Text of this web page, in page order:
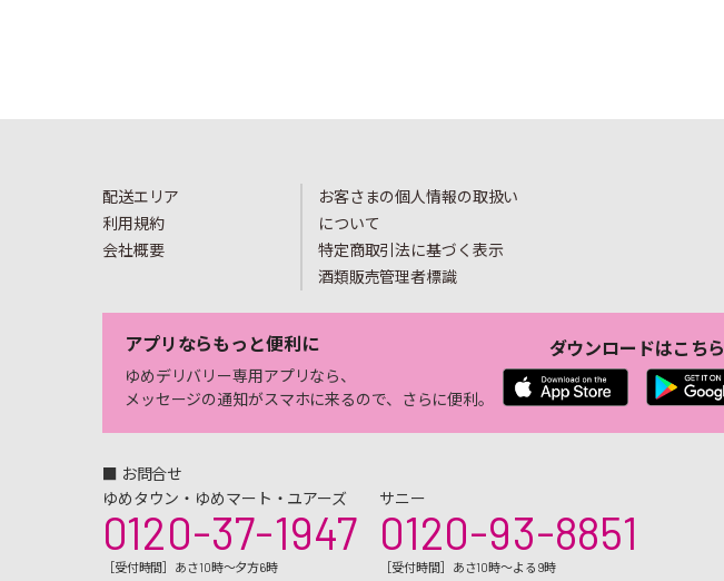
配送エリア
利用規約
会社概要
お客さまの個人情報の取扱い
について
特定商取引法に基づく表示
酒類販売管理者標識
アプリならもっと便利に
ゆめデリバリー専用アプリなら、
メッセージの通知がスマホに来るので、さらに便利。
ダウンロードはこちら
■ お問合せ
ゆめタウン・ゆめマート・ユアーズ
0120-37-1947
［受付時間］あさ10時～夕方6時
サニー
0120-93-8851
［受付時間］あさ10時～よる9時